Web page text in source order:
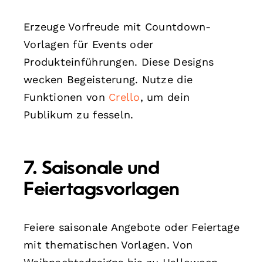
Erzeuge Vorfreude mit Countdown-
Vorlagen für Events oder
Produkteinführungen. Diese Designs
wecken Begeisterung. Nutze die
Funktionen von Crello, um dein
Publikum zu fesseln.
7. Saisonale und
Feiertagsvorlagen
Feiere saisonale Angebote oder Feiertage
mit thematischen Vorlagen. Von